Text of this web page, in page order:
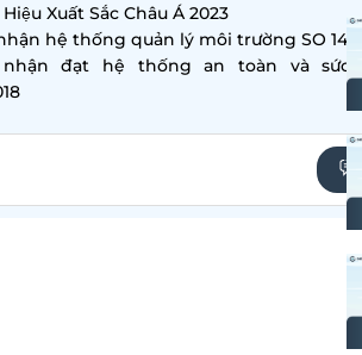
Xuất Sắc Châu Á 2023
hệ thống quản lý môi trường SO
nhận đạt hệ thống an toàn và sức
dành cho giới trẻ hoặc vợ
thoải mái trong quá trình sử